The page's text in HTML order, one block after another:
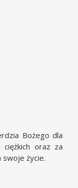
Bożego dla
ciężkich oraz za
swoje życie.